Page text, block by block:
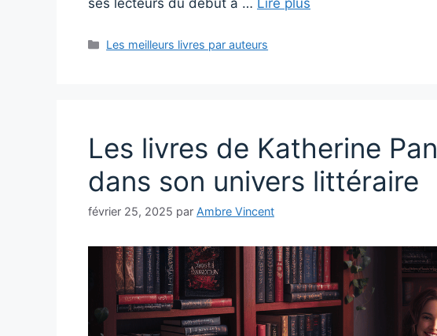
ses lecteurs du début à … Lire plus
Catégories
Les meilleurs livres par auteurs
Les livres de Katherine
dans son univers littéraire
février 25, 2025 par Ambre Vincent